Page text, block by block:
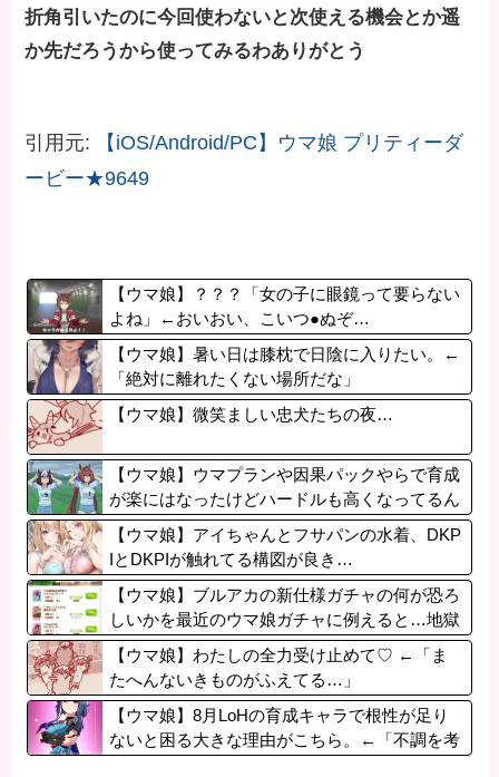
折角引いたのに今回使わないと次使える機会とか遥
か先だろうから使ってみるわありがとう
引用元:
【iOS/Android/PC】ウマ娘 プリティーダ
ービー★9649
【ウマ娘】？？？「女の子に眼鏡って要らない
よね」←おいおい、こいつ●ぬぞ…
【ウマ娘】暑い日は膝枕で日陰に入りたい。←
「絶対に離れたくない場所だな」
【ウマ娘】微笑ましい忠犬たちの夜…
【ウマ娘】ウマプランや因果パックやらで育成
が楽にはなったけどハードルも高くなってるん
だ。
【ウマ娘】アイちゃんとフサパンの水着、DKP
IとDKPIが触れてる構図が良き…
【ウマ娘】ブルアカの新仕様ガチャの何が恐ろ
しいかを最近のウマ娘ガチャに例えると…地獄
だな？
【ウマ娘】わたしの全力受け止めて♡ ←「ま
たへんないきものがふえてる…」
【ウマ娘】8月LoHの育成キャラで根性が足り
ないと困る大きな理由がこちら。←「不調を考